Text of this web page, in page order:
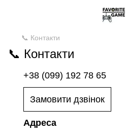
📞 Контакти
📞 Контакти
+38 (099) 192 78 65
Замовити дзвінок
Адреса